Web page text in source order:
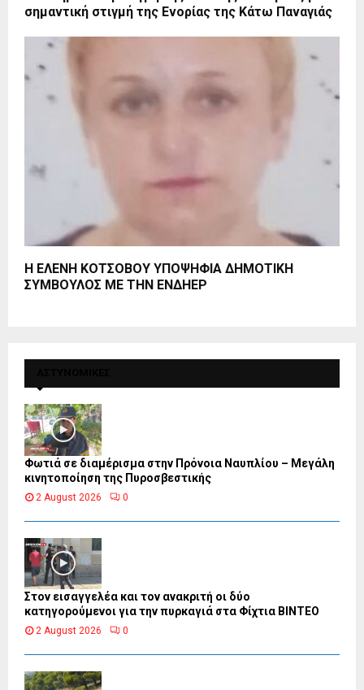
σημαντική στιγμή της Ενορίας της Κάτω Παναγιάς
Η ΕΛΕΝΗ ΚΟΤΣΟΒΟΥ ΥΠΟΨΗΦΙΑ ΔΗΜΟΤΙΚΗ
ΣΥΜΒΟΥΛΟΣ ΜΕ ΤΗΝ ΕΝΔΗΕΡ
Φωτιά σε διαμέρισμα στην Πρόνοια Ναυπλίου – Μεγάλη
κινητοποίηση της Πυροσβεστικής
2 August 2026 0
Στον εισαγγελέα και τον ανακριτή οι δύο
κατηγορούμενοι για την πυρκαγιά στα Φίχτια ΒΙΝΤΕΟ
2 August 2026 0